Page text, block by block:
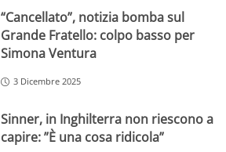
“Cancellato”, notizia bomba sul
Grande Fratello: colpo basso per
Simona Ventura
3 Dicembre 2025
Sinner, in Inghilterra non riescono a
capire: ”È una cosa ridicola”